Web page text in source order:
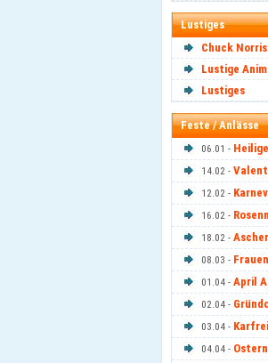
Lustiges
Chuck Norris
Lustige
Lustiges
Feste / Anlässe
06.01 -
14.02 -
12.02 -
16.02 -
18.02 -
08.03 -
01.04 - April
02.04 -
03.04 -
04.04 - Ostern